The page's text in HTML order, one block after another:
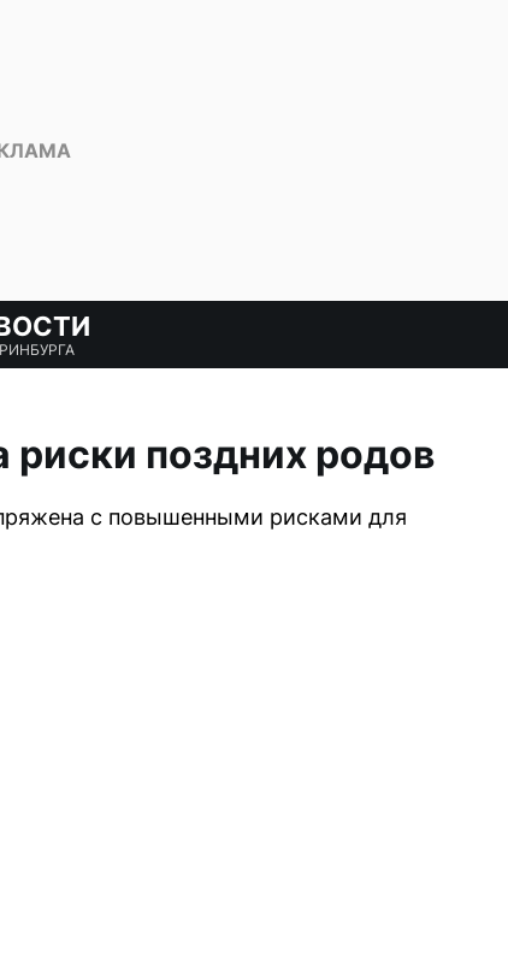
риски поздних родов
с повышенными рисками для